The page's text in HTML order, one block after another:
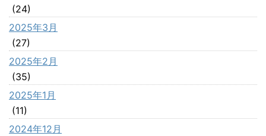
(24)
2025年3月
(27)
2025年2月
(35)
2025年1月
(11)
2024年12月